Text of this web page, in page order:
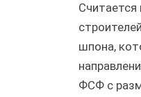
Считается
шпона,
ФСФ с